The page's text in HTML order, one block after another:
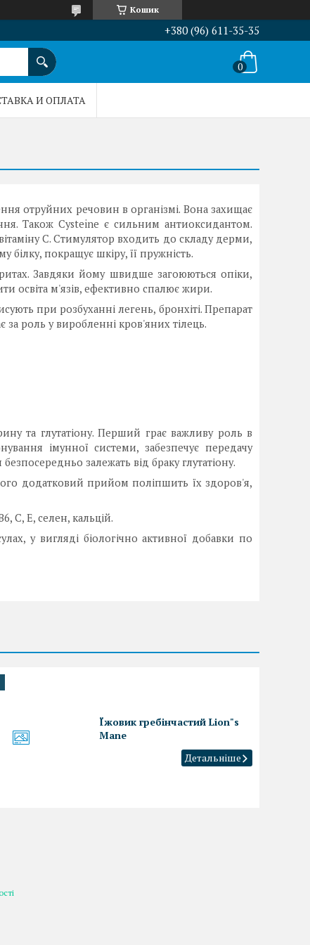
Кошик
+380 (96) 611-35-35
И ОПЛАТА
отруйних речовин в організмі. Вона захищає
Також Cysteine є сильним антиоксидантом.
С. Стимулятор входить до складу дерми,
покращує шкіру, її пружність.
Завдяки йому швидше загоюються опіки,
освіта м'язів, ефективно спалює жири.
при розбуханні легень, бронхіті. Препарат
за роль у виробленні кров'яних тілець.
та глутатіону. Перший грає важливу роль в
імунної системи, забезпечує передачу
залежать від браку глутатіону.
додатковий прийом поліпшить їх здоров'я,
6, С, Е, селен, кальцій.
у вигляді біологічно активної добавки по
Їжовик гребінчастий Lion"s
Mane